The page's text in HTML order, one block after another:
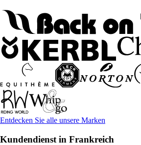
Entdecken Sie alle unsere Marken
Kundendienst in Frankreich